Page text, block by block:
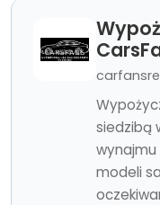
siedzibą
wynajmu
modeli